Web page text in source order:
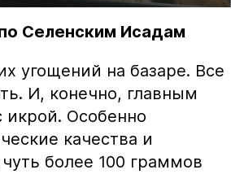
Селенским Исадам
угощений на базаре. Все
И, конечно, главным
икрой. Особенно
качества и
более 100 граммов